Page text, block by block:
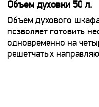
Объем духовки 50 л.
Объем духового
позволяет готовить
одновременно на
решетчатых